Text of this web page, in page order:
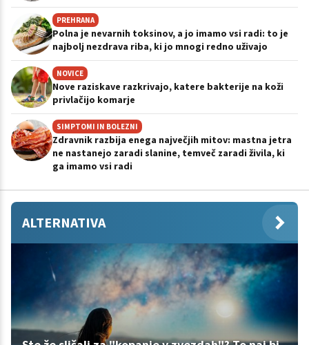
PREHRANA
Polna je nevarnih toksinov, a jo imamo vsi radi: to je
najbolj nezdrava riba, ki jo mnogi redno uživajo
NOVICE
Nove raziskave razkrivajo, katere bakterije na koži
privlačijo komarje
SIMPTOMI IN BOLEZNI
Zdravnik razbija enega največjih mitov: mastna jetra
ne nastanejo zaradi slanine, temveč zaradi živila, ki
ga imamo vsi radi
ALTERNATIVA